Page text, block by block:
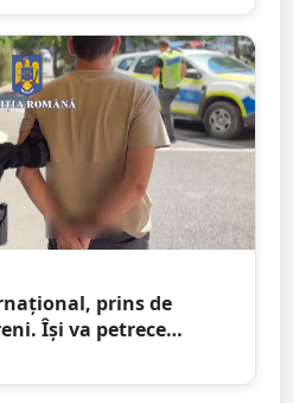
prins de
Își va petrece
gratii